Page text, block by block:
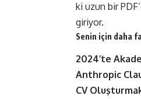
ki uzun bir
giriyor.
Senin için daha
2024’te
Anthropic
CV